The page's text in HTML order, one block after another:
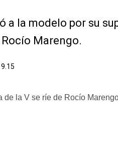
a la modelo por su
Marengo.